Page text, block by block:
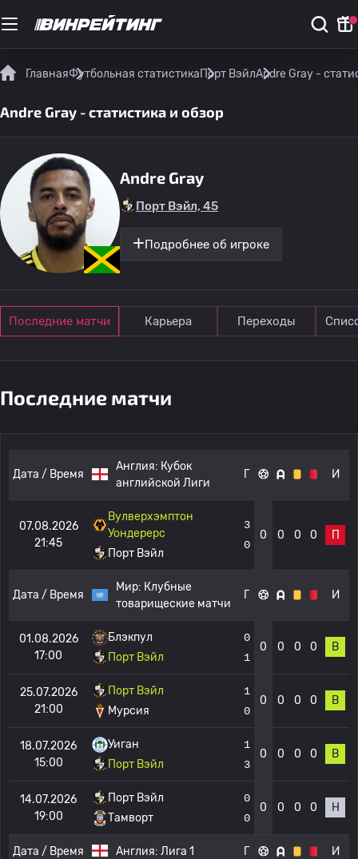
ГлавнаяФутбольная статистикаПорт ВэйлAndre Gray -
Andre Gray - статистика и обзор
Andre Gray
Порт Вэйл, 45
Подробнее об игроке
Последние матчи Карьера Переходы
Последние матчи
Дата / Время
Англия: Кубок
английской Лиги
Г И
07.08.2026
21:45
Вулверхэмптон
Уондерерс
Порт Вэйл
3
0
0 0 0 0 П
Дата / Время
Мир: Клубные
товарищеские матчи
Г И
01.08.2026
17:00
Блэкпул
Порт Вэйл
0
1
0 0 0 0 В
25.07.2026
21:00
Порт Вэйл
Мурсия
1
0
0 0 0 0 В
18.07.2026
15:00
Уиган
Порт Вэйл
1
3
0 0 0 0 В
14.07.2026
19:00
Порт Вэйл
Тамворт
0
0
0 0 0 0 Н
Дата / Время Англия: Лига 1 Г И